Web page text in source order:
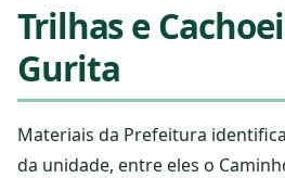
Trilhas e
Gurita
Materiais da Prefeitura
da unidade, entre eles o